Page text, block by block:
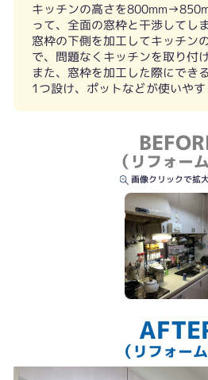
キッチンの高さを
って、全面の窓枠と干渉してし
窓枠の下側を加工してキッチン
で、問題なくキッチンを取り付
また、窓枠を加工した際にでき
1つ設け、ポットなどが使いやす
（リフォー
画像クリックで拡
（リフォー